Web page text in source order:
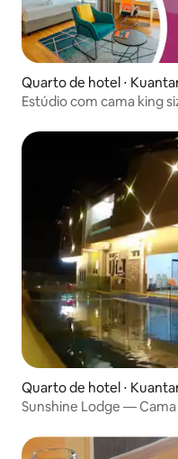
Quarto de hotel ⋅
Estúdio com cama king
Quarto de hotel ⋅
Sunshine Lodge —